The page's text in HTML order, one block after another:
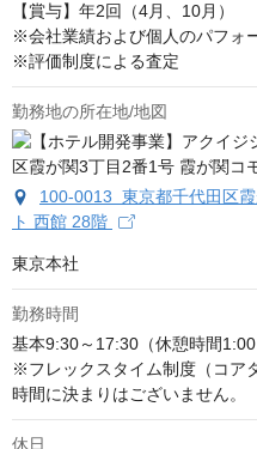
【賞与】年2回（4月、10月）
※会社業績および個人のパフォ
※評価制度による査定
勤務地の所在地/地図
100-0013 東京都千代田区
ト 西館 28階
東京本社
勤務時間
基本9:30～17:30（休憩時間1:00
※フレックスタイム制度（コア
時間に決まりはございません。
休日